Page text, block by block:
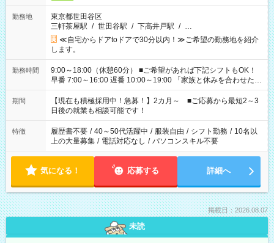
勤務地
東京都世田谷区
三軒茶屋駅 / 世田谷駅 / 下高井戸駅 / …
≪自宅からドアtoドアで30分以内！≫ご希望の勤務地を紹介
します。
勤務時間
9:00～18:00（休憩60分） ■ご希望があれば下記シフトもOK！
早番 7:00～16:00 遅番 10:00～19:00 「家族と休みを合わせた
い」 「余裕を持って夕飯の準備がしたい」 「できれば残業はし
たくない」 など、ご希望を教えてくださいね。 ※Wワーク希望
の方へ 今ご覧のお仕事で希望する勤務時間と、もう1つのお仕事
の勤務時間。 合計で週40時間を超える場合は応募できません。
期間
【現在も積極採用中！急募！】2カ月～ ■ご応募から最短2～3
日後の就業も相談可能です！
特徴 履歴書不要 / 40～50代活躍中 / 服装自由 / シフト勤務 / 10名以
上の大量募集 / 電話対応なし / パソコンスキル不要
気になる！ 応募する 詳細へ
掲載日：2026.08.07
未読